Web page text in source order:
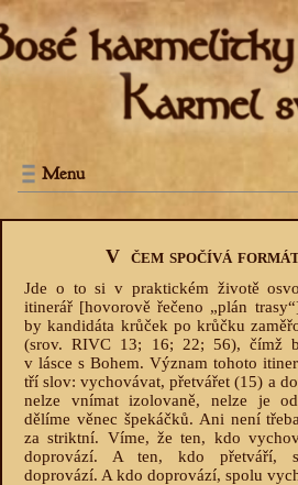
Menu
V čem spočívá
Jde o to si v praktickém životě
itinerář [hovorově řečeno „plán
by kandidáta krůček po krůčku
(srov. RIVC 13; 16; 22; 56), čímž
v lásce s Bohem. Význam tohoto
tří slov: vychovávat, přetvářet(15) a
nelze vnímat izolovaně, nelze je
dělíme věnec špekáčků. Ani není
za striktní. Víme, že ten, kdo
doprovází. A ten, kdo přetváří,
doprovází. A kdo doprovází, spolu